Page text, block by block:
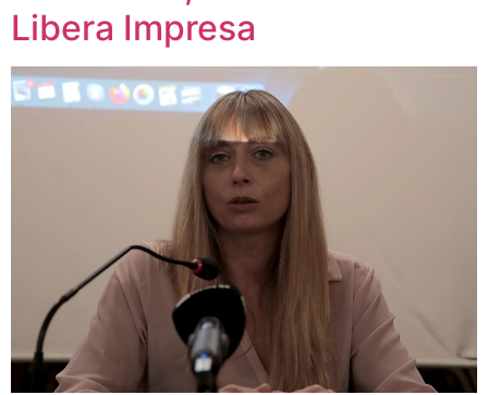
Libera Impresa